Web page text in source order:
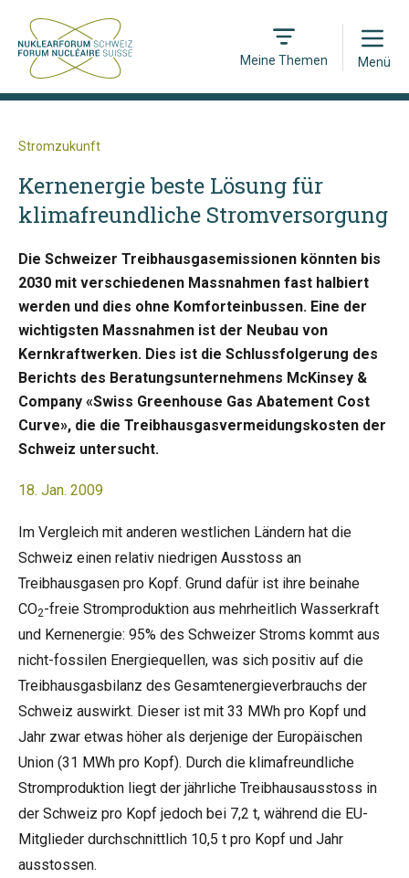
Meine Themen
Open
Menü
Stromzukunft
Kernenergie beste Lösung für
klimafreundliche Stromversorgung
Die Schweizer Treibhausgasemissionen könnten bis
2030 mit verschiedenen Massnahmen fast halbiert
werden und dies ohne Komforteinbussen. Eine der
wichtigsten Massnahmen ist der Neubau von
Kernkraftwerken. Dies ist die Schlussfolgerung des
Berichts des Beratungsunternehmens McKinsey &
Company «Swiss Greenhouse Gas Abatement Cost
Curve», die die Treibhausgasvermeidungskosten der
Schweiz untersucht.
18. Jan. 2009
Im Vergleich mit anderen westlichen Ländern hat die
Schweiz einen relativ niedrigen Ausstoss an
Treibhausgasen pro Kopf. Grund dafür ist ihre beinahe
CO2-freie Stromproduktion aus mehrheitlich Wasserkraft
und Kernenergie: 95% des Schweizer Stroms kommt aus
nicht-fossilen Energiequellen, was sich positiv auf die
Treibhausgasbilanz des Gesamtenergieverbrauchs der
Schweiz auswirkt. Dieser ist mit 33 MWh pro Kopf und
Jahr zwar etwas höher als derjenige der Europäischen
Union (31 MWh pro Kopf). Durch die klimafreundliche
Stromproduktion liegt der jährliche Treibhausausstoss in
der Schweiz pro Kopf jedoch bei 7,2 t, während die EU-
Mitglieder durchschnittlich 10,5 t pro Kopf und Jahr
ausstossen.